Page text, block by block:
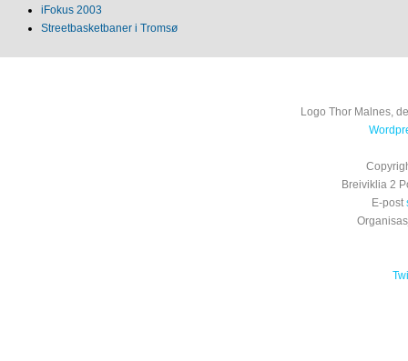
iFokus 2003
Streetbasketbaner i Tromsø
Logo Thor Malnes,
Breiviklia 2
E-post